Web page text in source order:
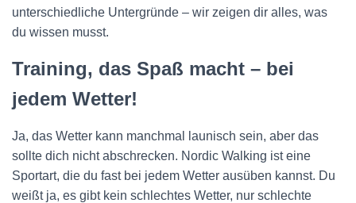
unterschiedliche Untergründe – wir zeigen dir alles, was
du wissen musst.
Training, das Spaß macht – bei
jedem Wetter!
Ja, das Wetter kann manchmal launisch sein, aber das
sollte dich nicht abschrecken. Nordic Walking ist eine
Sportart, die du fast bei jedem Wetter ausüben kannst. Du
weißt ja, es gibt kein schlechtes Wetter, nur schlechte